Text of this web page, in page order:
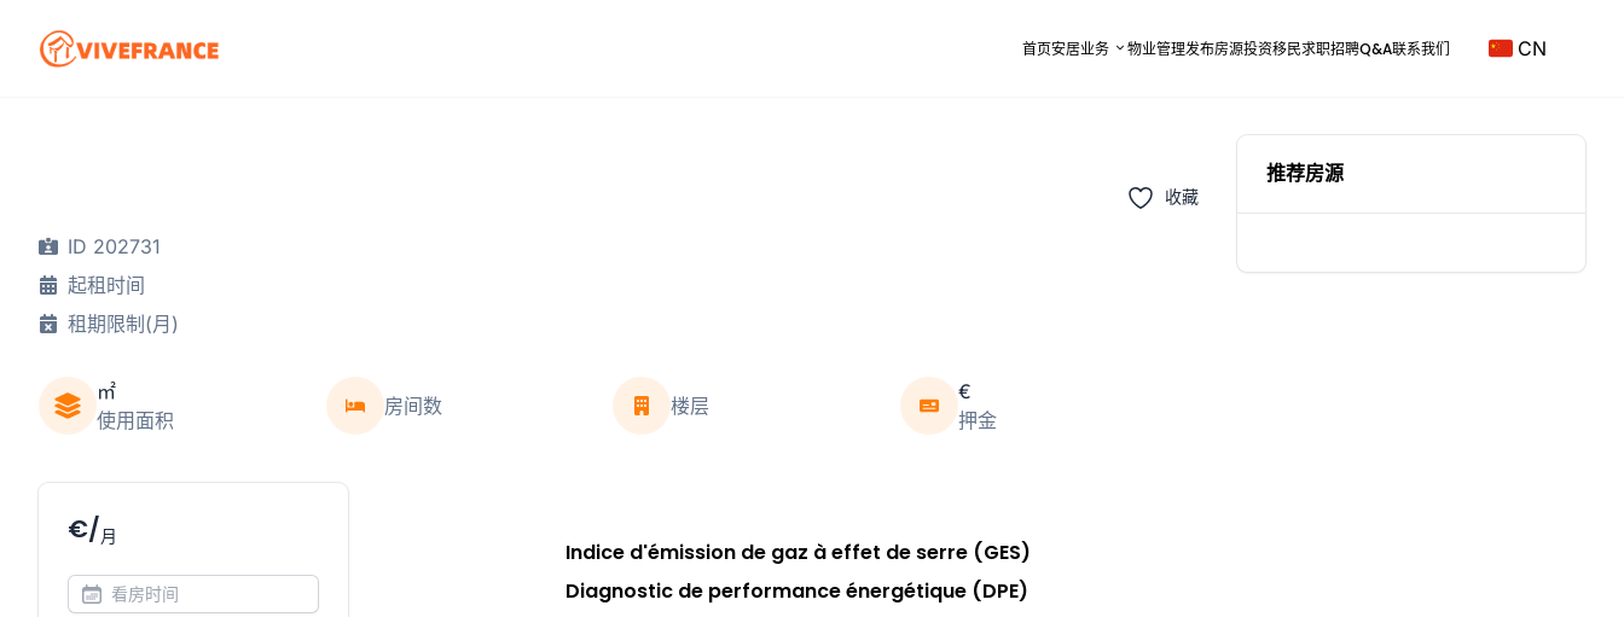
首页安居业务 物业管理发布房源投资移民求职招聘Q&A联系我们 CN
收藏
ID 202731
起租时间
租期限制(月)
㎡
使用面积
房间数 楼层
€
押金
€/月
Indice d'émission de gaz à effet de serre (GES)
Diagnostic de performance énergétique (DPE)
推荐房源